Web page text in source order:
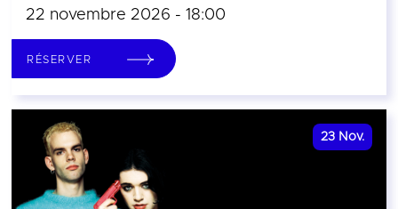
22 novembre 2026 - 18:00
RÉSERVER
23 Nov.